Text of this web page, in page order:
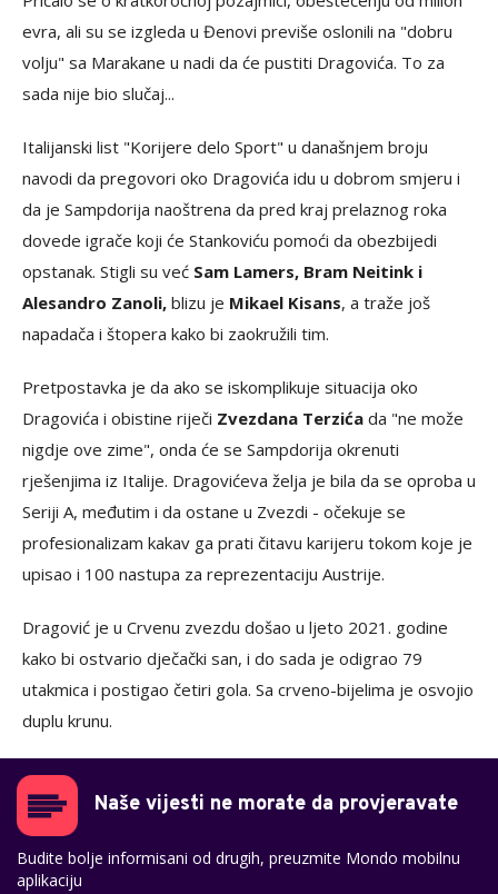
evra, ali su se izgleda u Đenovi previše oslonili na "dobru
volju" sa Marakane u nadi da će pustiti Dragovića. To za
sada nije bio slučaj...
Italijanski list "Korijere delo Sport" u današnjem broju
navodi da pregovori oko Dragovića idu u dobrom smjeru i
da je Sampdorija naoštrena da pred kraj prelaznog roka
dovede igrače koji će Stankoviću pomoći da obezbijedi
opstanak. Stigli su već Sam Lamers, Bram Neitink i
Alesandro Zanoli, blizu je Mikael Kisans, a traže još
napadača i štopera kako bi zaokružili tim.
Pretpostavka je da ako se iskomplikuje situacija oko
Dragovića i obistine riječi Zvezdana Terzića da "ne može
nigdje ove zime", onda će se Sampdorija okrenuti
rješenjima iz Italije. Dragovićeva želja je bila da se oproba u
Seriji A, međutim i da ostane u Zvezdi - očekuje se
profesionalizam kakav ga prati čitavu karijeru tokom koje je
upisao i 100 nastupa za reprezentaciju Austrije.
Dragović je u Crvenu zvezdu došao u ljeto 2021. godine
kako bi ostvario dječački san, i do sada je odigrao 79
utakmica i postigao četiri gola. Sa crveno-bijelima je osvojio
duplu krunu.
Naše vijesti ne morate da provjeravate
Budite bolje informisani od drugih, preuzmite Mondo mobilnu
aplikaciju